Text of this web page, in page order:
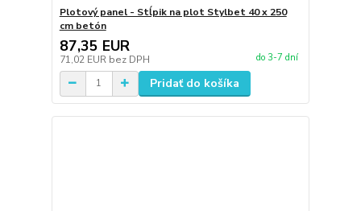
Plotový panel - Stĺpik na plot Stylbet 40 x 250
cm betón
87,35 EUR
71,02 EUR bez DPH do 3-7 dní
Pridať do košíka